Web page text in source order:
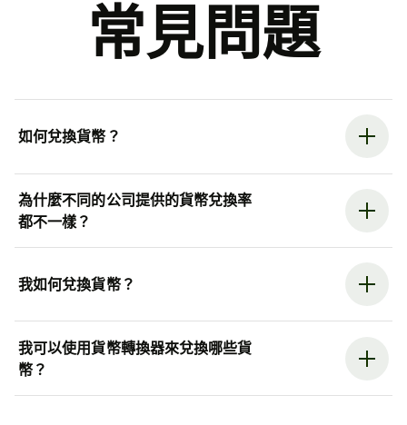
常見問題
如何兌換貨幣？
為什麼不同的公司提供的貨幣兌換率
都不一樣？
我如何兌換貨幣？
我可以使用貨幣轉換器來兌換哪些貨
幣？